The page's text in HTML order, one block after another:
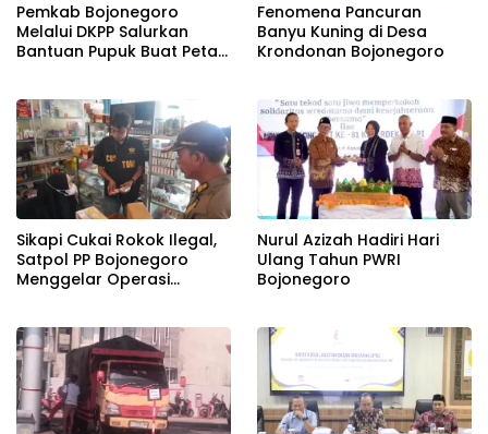
Pemkab Bojonegoro
Melalui DKPP Salurkan
Bantuan Pupuk Buat Petani
Fenomena Pancuran
Banyu Kuning di Desa
Krondonan Bojonegoro
Sikapi Cukai Rokok Ilegal,
Satpol PP Bojonegoro
Menggelar Operasi
Nurul Azizah Hadiri Hari
Ulang Tahun PWRI
Bojonegoro